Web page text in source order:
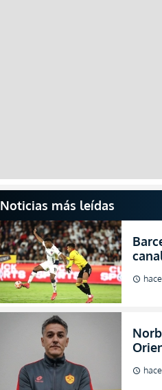
Noticias más leídas
de
schedule
schedule